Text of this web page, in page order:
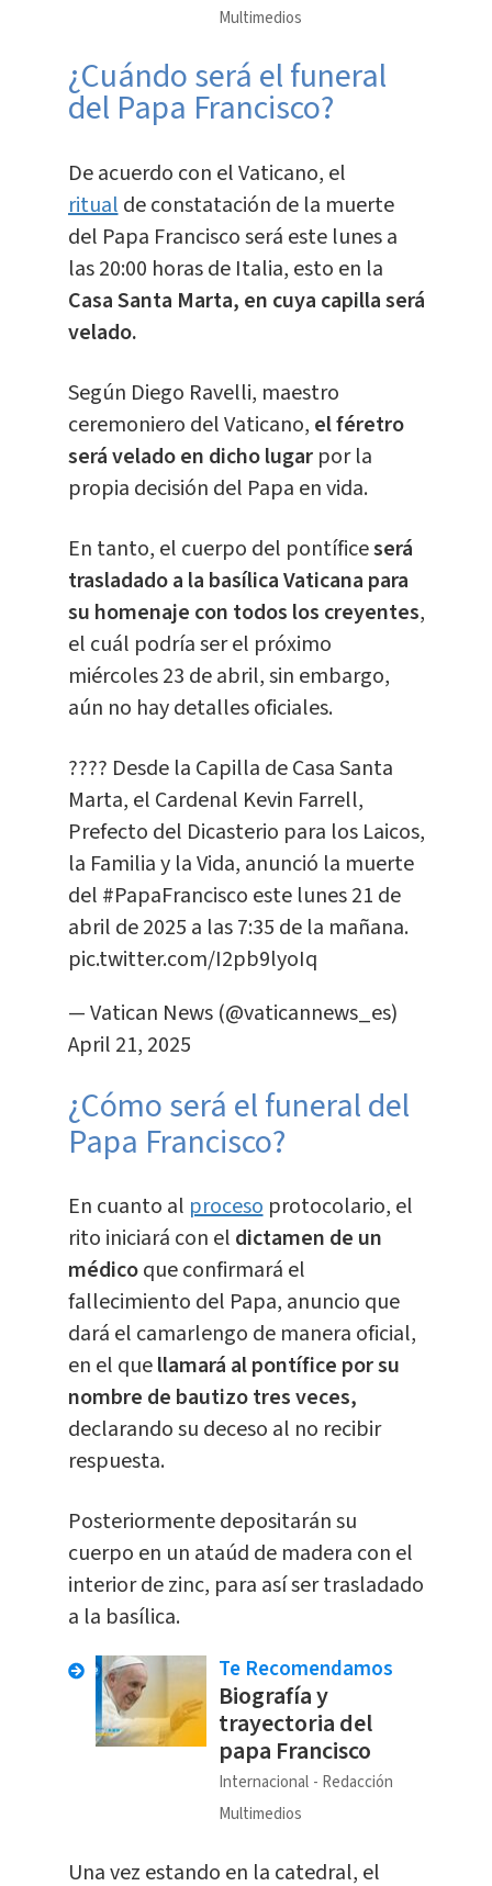
Multimedios
¿Cuándo será el funeral
del Papa Francisco?
De acuerdo con el Vaticano, el
ritualde constatación de la muerte
del Papa Francisco será este lunes a
las 20:00 horas de Italia, esto en la
Casa Santa Marta, en cuya capilla será
velado.
Según Diego Ravelli, maestro
ceremoniero del Vaticano, el féretro
será velado en dicho lugarpor la
propia decisión del Papa en vida.
En tanto, el cuerpo del pontíficeserá
trasladado a la basílica Vaticana para
su homenaje con todos los creyentes,
el cuál podría ser el próximo
miércoles 23 de abril, sin embargo,
aún no hay detalles oficiales.
???? Desde la Capilla de Casa Santa
Marta, el Cardenal Kevin Farrell,
Prefecto del Dicasterio para los Laicos,
la Familia y la Vida, anunció la muerte
del #PapaFrancisco este lunes 21 de
abril de 2025 a las 7:35 de la mañana.
pic.twitter.com/I2pb9lyoIq
— Vatican News (@vaticannews_es)
April 21, 2025
¿Cómo será el funeral del
Papa Francisco?
En cuanto al proceso protocolario, el
rito iniciará con el dictamen de un
médicoque confirmará el
fallecimiento del Papa, anuncio que
dará el camarlengo de manera oficial,
en el quellamará al pontífice por su
nombre de bautizo tres veces,
declarando su deceso al no recibir
respuesta.
Posteriormente depositarán su
cuerpo en un ataúd de madera con el
interior de zinc, para así ser trasladado
a la basílica.
Te Recomendamos
Biografía y
trayectoria del
papa Francisco
Internacional
Redacción
Multimedios
Una vez estando en la catedral, el